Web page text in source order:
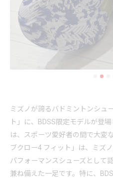
ミズノが誇るバドミントンシュ
ト」に、BDSS限定モデルが登
は、スポーツ愛好者の間で大変
ブクロー4 フィット」は、ミズ
パフォーマンスシューズとして
兼ね備えた一足です。特に、